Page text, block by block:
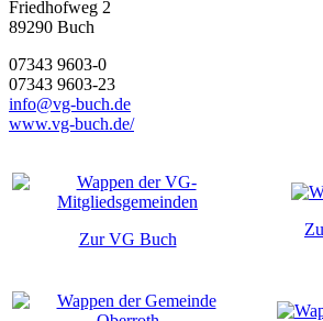
Friedhofweg 2
89290 Buch
07343 9603-0
07343 9603-23
info@vg-buch.de
www.vg-buch.de/
Zur VG Buch